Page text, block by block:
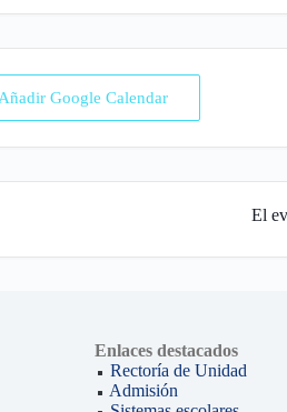
Google Calendar
El
Enlaces destacados
Rectoría de Unidad
Admisión